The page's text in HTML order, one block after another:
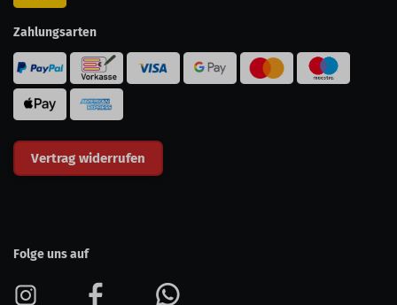
Zahlungsarten
Vertrag widerrufen
Folge uns auf